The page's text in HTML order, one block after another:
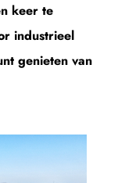
keer te
industrieel
genieten van